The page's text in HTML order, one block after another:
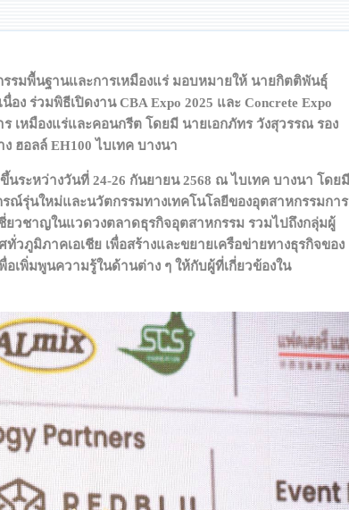
รมพื้นฐานและการเหมืองแร่ มอบหมายให้ นายกิตติพันธุ์
ร่วมพิธีเปิดงาน CBA Expo 2025 และ Concrete Expo
เหมืองแร่และคอนกรีต โดยมี นายเอกภัทร วังสุวรรณ รอง
ฮอลล์ EH100 ไบเทค บางนา
นระหว่างวันที่ 24-26 กันยายน 2568 ณ ไบเทค บางนา โดยมี
ณ์รุ่นใหม่และนวัตกรรมทางเทคโนโลยีของอุตสาหกรรมการ
ยวชาญในแวดวงตลาดธุรกิจอุตสาหกรรม รวมไปถึงกลุ่มผู้
วภูมิภาคเอเชีย เพื่อสร้างและขยายเครือข่ายทางธุรกิจของ
เพิ่มพูนความรู้ในด้านต่าง ๆ ให้กับผู้ที่เกี่ยวข้องใน